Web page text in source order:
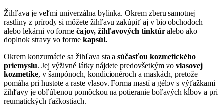
Žihľava je veľmi univerzálna bylinka. Okrem zberu samotnej
rastliny z prírody si môžete žihľavu zakúpiť aj v bio obchodoch
alebo lekárni vo forme čajov, žihľavových tinktúr alebo ako
doplnok stravy vo forme kapsúl.
Okrem konzumácie sa žihľava stala súčasťou kozmetického
priemyslu. Jej výživné látky nájdete predovšetkým vo vlasovej
kozmetike, v šampónoch, kondicionéroch a maskách, pretože
pomáha pri hustote a raste vlasov. Forma mastí a gélov s výťažkami
žihľavy je obľúbenou pomôckou na potieranie boľavých kĺbov a pri
reumatických ťažkostiach.